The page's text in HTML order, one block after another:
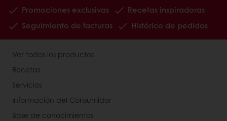
Promociones exclusivas
Recetas inspiradoras
Seguimiento de facturas
Histórico de pedidos
Ver todos los productos
Recetas
Servicios
Información del Consumidor
Base de conocimientos